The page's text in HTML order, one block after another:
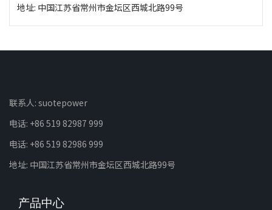
地址: 中国江苏省常州市金坛区西城北路99号
联系人: suotepower
电话: +86 519 82987 999
电话: +86 519 82986 999
地址: 中国江苏省常州市金坛区西城北路99号
产品中心